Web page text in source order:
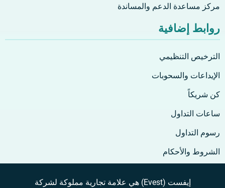
مركز مساعدة الدعم والمساندة
روابط إضافية
الترخيص التنظيمي
الإيداعات والسحوبات
كن شريكاً
ساعات التداول
رسوم التداول
الشروط والأحكام
إيفست (Evest) هي علامة تجارية مملوكة لشركة